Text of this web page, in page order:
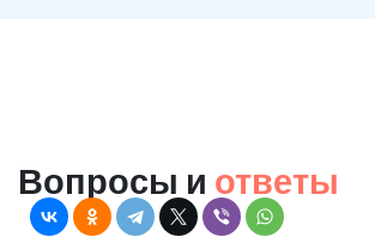
Вопросы и ответы